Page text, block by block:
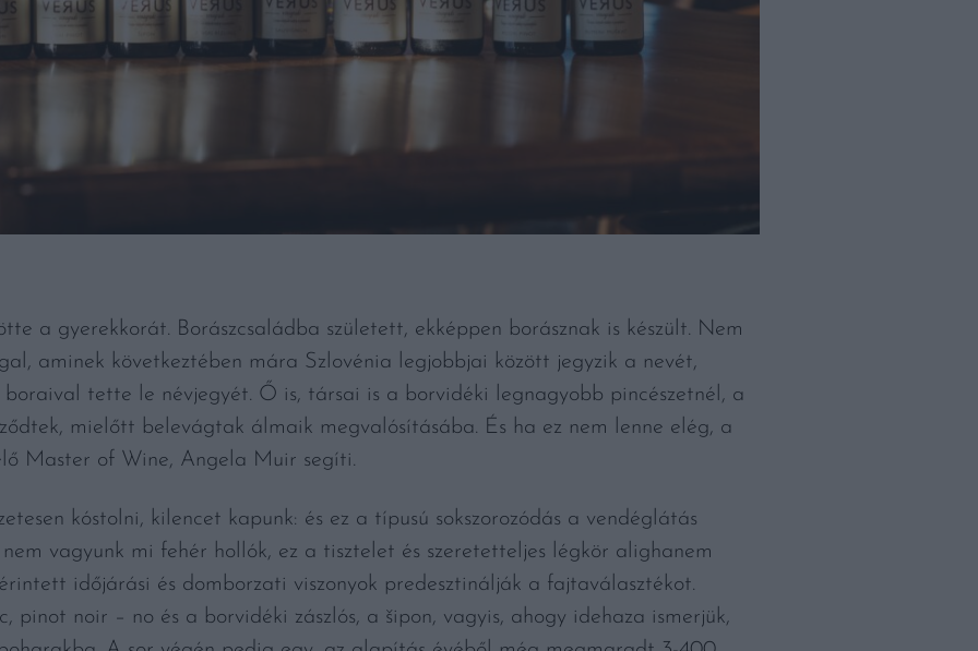
a gyerekkorát. Borászcsaládba született, ekképpen borásznak is készült. Nem
aminek következtében mára Szlovénia legjobbjai között jegyzik a nevét,
boraival tette le névjegyét. Ő is, társai is a borvidéki legnagyobb pincészetnél, a
mielőtt belevágtak álmaik megvalósításába. És ha ez nem lenne elég, a
Master of Wine, Angela Muir segíti.
kóstolni, kilencet kapunk: és ez a típusú sokszorozódás a vendéglátás
vagyunk mi fehér hollók, ez a tisztelet és szeretetteljes légkör alighanem
időjárási és domborzati viszonyok predesztinálják a fajtaválasztékot.
pinot noir – no és a borvidéki zászlós, a šipon, vagyis, ahogy idehaza ismerjük,